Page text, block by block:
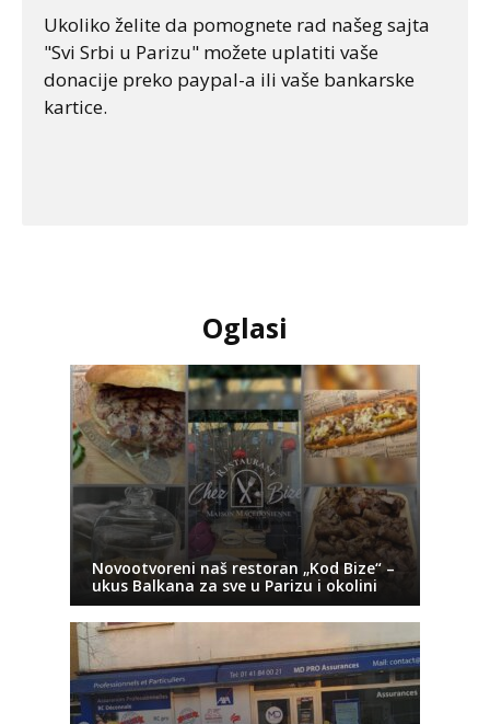
Ukoliko želite da pomognete rad našeg sajta
"Svi Srbi u Parizu" možete uplatiti vaše
donacije preko paypal-a ili vaše bankarske
kartice.
Oglasi
Novootvoreni naš restoran „Kod Bize“ –
ukus Balkana za sve u Parizu i okolini